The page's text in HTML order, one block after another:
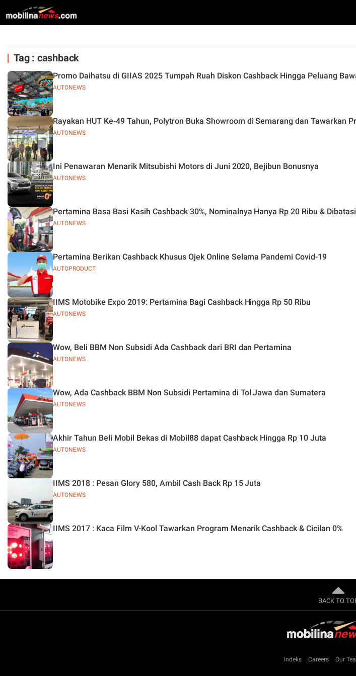
Tag : cashback
AUTONEWS
Promo Daihatsu di GIIAS 2025 Tumpah Ruah Diskon Cashback Hingga Peluang
AUTONEWS
Rayakan HUT Ke-49 Tahun, Polytron Buka Showroom di Semarang dan Tawarkan
AUTONEWS
Ini Penawaran Menarik Mitsubishi Motors di Juni 2020, Bejibun Bonusnya
AUTONEWS
Pertamina Basa Basi Kasih Cashback 30%, Nominalnya Hanya Rp 20 Ribu &
AUTOPRODUCT
Pertamina Berikan Cashback Khusus Ojek Online Selama Pandemi Covid-19
AUTONEWS
IIMS Motobike Expo 2019: Pertamina Bagi Cashback Hingga Rp 50 Ribu
AUTONEWS
Wow, Beli BBM Non Subsidi Ada Cashback dari BRI dan Pertamina
AUTONEWS
Wow, Ada Cashback BBM Non Subsidi Pertamina di Tol Jawa dan Sumatera
AUTONEWS
Akhir Tahun Beli Mobil Bekas di Mobil88 dapat Cashback Hingga Rp 10 Juta
AUTONEWS
IIMS 2018 : Pesan Glory 580, Ambil Cash Back Rp 15 Juta
IIMS 2017 : Kaca Film V-Kool Tawarkan Program Menarik Cashback & Cicilan 0%
BACK TO
Indeks Careers Our